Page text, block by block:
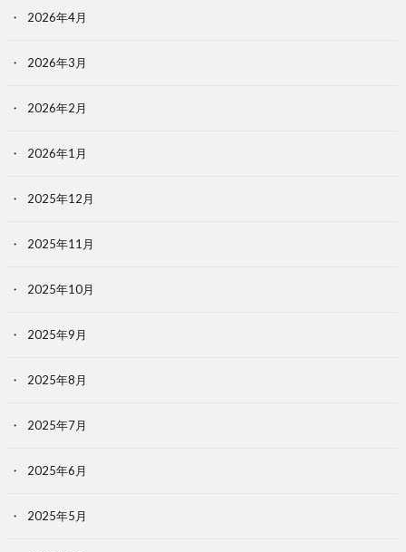
2026年4月
2026年3月
2026年2月
2026年1月
2025年12月
2025年11月
2025年10月
2025年9月
2025年8月
2025年7月
2025年6月
2025年5月